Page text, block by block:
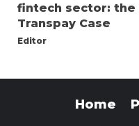
fintech sector: the
Transpay Case
Editor
Home